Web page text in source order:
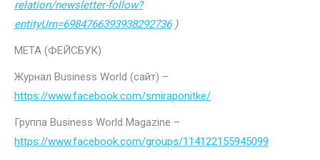
relation/newsletter-follow?
entityUrn=6984766393938292736)
МЕТА (ФЕЙСБУК)
Журнал Business World (сайт) –
https://www.facebook.com/smiraponitke/
Группа Business World Magazine –
https://www.facebook.com/groups/114122155945099